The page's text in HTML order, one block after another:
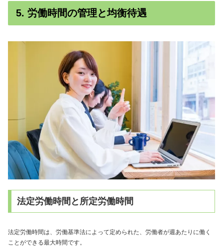
5. 労働時間の管理と均衡待遇
法定労働時間と所定労働時間
法定労働時間は、労働基準法によって定められた、労働者が週あたりに働く
ことができる最大時間です。